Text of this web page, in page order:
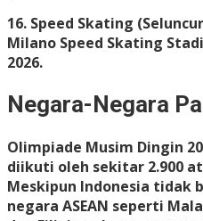
16. Speed Skating
Milano Speed Skating
2026.
Negara-Negara
Olimpiade Musim Dingin
diikuti oleh sekitar 2.900
Meskipun Indonesia tidak
negara ASEAN seperti